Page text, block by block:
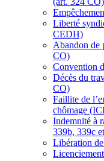
Liberté
CEDH)
Abandon de
CO)
Convention
Décès du
CO)
Faillite de
chômage
Indemnité à
339b, 339c
Libération